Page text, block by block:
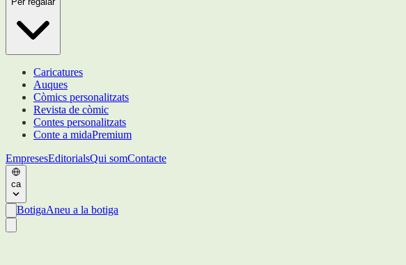
Caricatures
Auques
Còmics personalitzats
Revista de còmic
Contes personalitzats
Conte a midaPremium
EmpresesEditorialsQui somContacte
ca
BotigaAneu a la botiga